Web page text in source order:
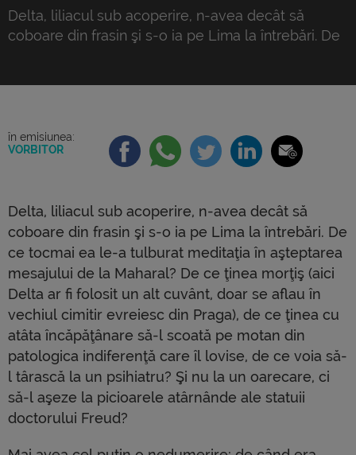
Delta, liliacul sub acoperire, n-avea decât să
coboare din frasin şi s-o ia pe Lima la întrebări. De
[…]
în emisiunea:
VORBITOR
Delta, liliacul sub acoperire, n-avea decât să
coboare din frasin şi s-o ia pe Lima la întrebări. De
ce tocmai ea le-a tulburat meditaţia în aşteptarea
mesajului de la Maharal? De ce ţinea morţiş (aici
Delta ar fi folosit un alt cuvânt, doar se aflau în
vechiul cimitir evreiesc din Praga), de ce ţinea cu
atâta încăpăţânare să-l scoată pe motan din
patologica indiferenţă care îl lovise, de ce voia să-
l târască la un psihiatru? Şi nu la un oarecare, ci
să-l aşeze la picioarele atârnânde ale statuii
doctorului Freud?